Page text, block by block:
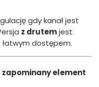
gdy kanał jest
z drutemjest
dostępem.
zapominany element